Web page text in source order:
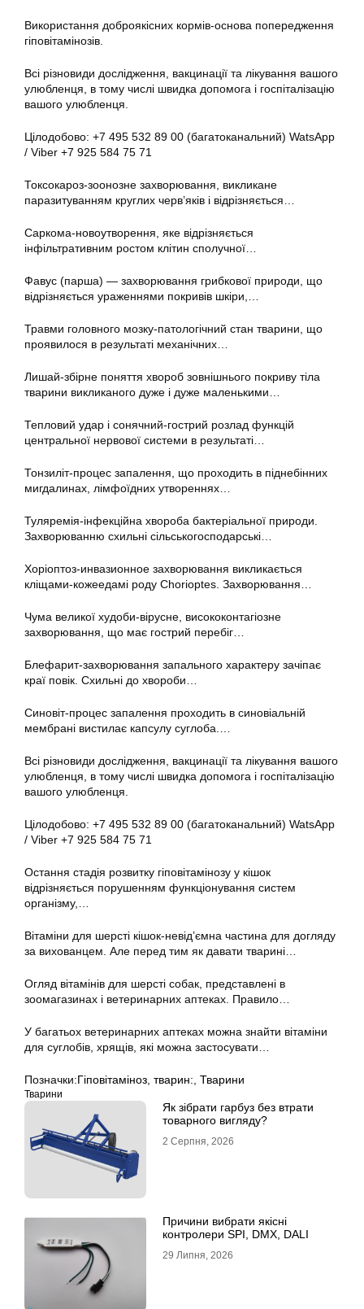
Використання доброякісних кормів-основа попередження
гіповітамінозів.
Всі різновиди дослідження, вакцинації та лікування вашого
улюбленця, в тому числі швидка допомога і госпіталізацію
вашого улюбленця.
Цілодобово: +7 495 532 89 00 (багатоканальний) WatsApp
/ Viber +7 925 584 75 71
Токсокароз-зоонозне захворювання, викликане
паразитуванням круглих черв’яків і відрізняється…
Саркома-новоутворення, яке відрізняється
інфільтративним ростом клітин сполучної…
Фавус (парша) — захворювання грибкової природи, що
відрізняється ураженнями покривів шкіри,…
Травми головного мозку-патологічний стан тварини, що
проявилося в результаті механічних…
Лишай-збірне поняття хвороб зовнішнього покриву тіла
тварини викликаного дуже і дуже маленькими…
Тепловий удар і сонячний-гострий розлад функцій
центральної нервової системи в результаті…
Тонзиліт-процес запалення, що проходить в піднебінних
мигдалинах, лімфоїдних утвореннях…
Туляремія-інфекційна хвороба бактеріальної природи.
Захворюванню схильні сільськогосподарські…
Хоріоптоз-инвазионное захворювання викликається
кліщами-кожеедамі роду Chorioptes. Захворювання…
Чума великої худоби-вірусне, висококонтагіозне
захворювання, що має гострий перебіг…
Блефарит-захворювання запального характеру зачіпає
краї повік. Схильні до хвороби…
Синовіт-процес запалення проходить в синовіальній
мембрані вистилає капсулу суглоба.…
Всі різновиди дослідження, вакцинації та лікування вашого
улюбленця, в тому числі швидка допомога і госпіталізацію
вашого улюбленця.
Цілодобово: +7 495 532 89 00 (багатоканальний) WatsApp
/ Viber +7 925 584 75 71
Остання стадія розвитку гіповітамінозу у кішок
відрізняється порушенням функціонування систем
організму,…
Вітаміни для шерсті кішок-невід’ємна частина для догляду
за вихованцем. Але перед тим як давати тварині…
Огляд вітамінів для шерсті собак, представлені в
зоомагазинах і ветеринарних аптеках. Правило…
У багатьох ветеринарних аптеках можна знайти вітаміни
для суглобів, хрящів, які можна застосувати…
Позначки:Гіповітаміноз тварин: Тварини
Тварини
Як зібрати гарбуз без втрати
товарного вигляду?
2 Серпня, 2026
Причини вибрати якісні
контролери SPI, DMX, DALI
29 Липня, 2026